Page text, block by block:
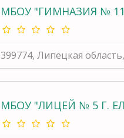
МБОУ "ГИМНАЗИЯ №
399774, Липецкая
МБОУ "ЛИЦЕЙ № 5 Г.